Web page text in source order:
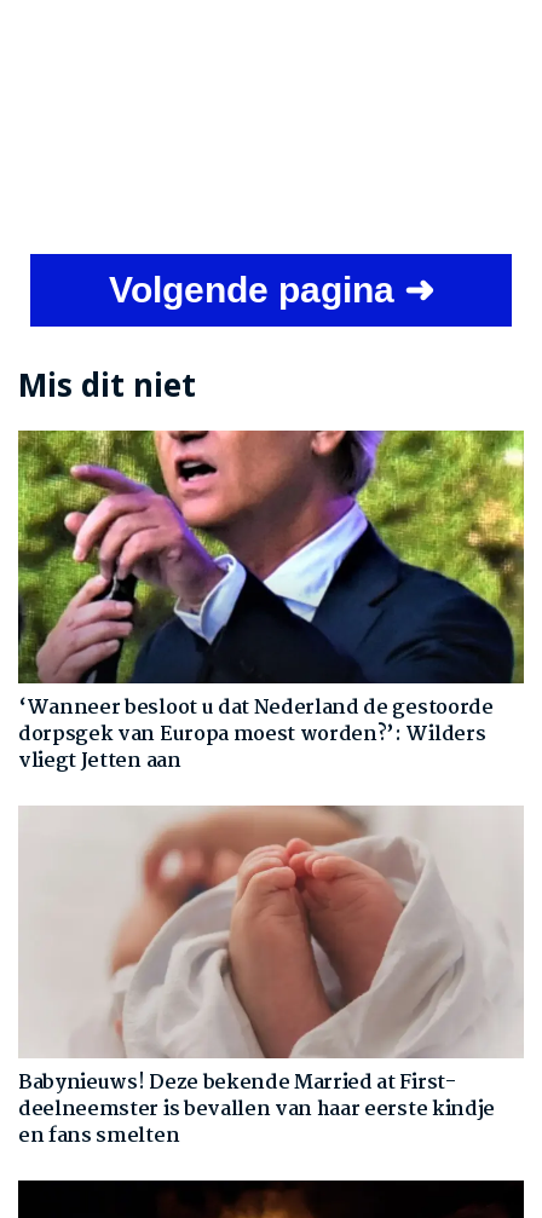
Volgende pagina ➜
Mis dit niet
‘Wanneer besloot u dat Nederland de gestoorde
dorpsgek van Europa moest worden?’: Wilders
vliegt Jetten aan
Babynieuws! Deze bekende Married at First-
deelneemster is bevallen van haar eerste kindje
en fans smelten